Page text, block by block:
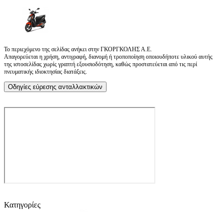
Το περιεχόμενο της σελίδας ανήκει στην ΓΚΟΡΓΚΟΛΗΣ Α.Ε.
Απαγορεύεται η χρήση, αντιγραφή, διανομή ή τροποποίηση οποιουδήποτε υλικού αυτής
της ιστοσελίδας χωρίς γραπτή εξουσιοδότηση, καθώς προστατεύεται από τις περί
πνευματικής ιδιοκτησίας διατάξεις.
Οδηγίες εύρεσης ανταλλακτικών
Κατηγορίες